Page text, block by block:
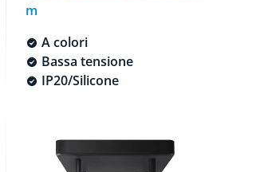
m
A colori
Bassa tensione
IP20/Silicone